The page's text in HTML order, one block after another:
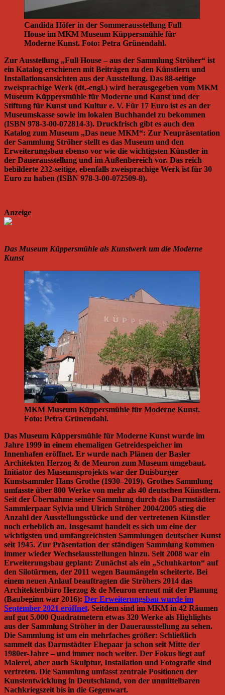
Candida Höfer in der Sommerausstellung Full
House im MKM Museum Küppersmühle für
Moderne Kunst. Foto: Petra Grünendahl.
Zur Ausstellung „Full House – aus der Sammlung Ströher“ ist
ein Katalog erschienen mit Beiträgen zu den Künstlern und
Installationsansichten aus der Ausstellung. Das 88-seitige
zweisprachige Werk (dt.-engl.) wird herausgegeben vom MKM
Museum Küppersmühle für Moderne und Kunst und der
Stiftung für Kunst und Kultur e. V. Für 17 Euro ist es an der
Museumskasse sowie im lokalen Buchhandel zu bekommen
(ISBN 978-3-00-072814-3). Druckfrisch gibt es auch den
Katalog zum Museum „Das neue MKM“: Zur Neupräsentation
der Sammlung Ströher stellt es das Museum und den
Erweiterungsbau ebenso vor wie die wichtigsten Künstler in
der Dauerausstellung und im Außenbereich vor. Das reich
bebilderte 232-seitige, ebenfalls zweisprachige Werk ist für 30
Euro zu haben (ISBN 978-3-00-072509-8).
Anzeige
Das Museum Küppersmühle als Kunstwerk um die Moderne
Kunst
MKM Museum Küppersmühle für Moderne Kunst.
Foto: Petra Grünendahl.
Das Museum Küppersmühle für Moderne Kunst wurde im
Jahre 1999 in einem ehemaligen Getreidespeicher im
Innenhafen eröffnet. Er wurde nach Plänen der Basler
Architekten Herzog & de Meuron zum Museum umgebaut.
Initiator des Museumsprojekts war der Duisburger
Kunstsammler Hans Grothe (1930–2019). Grothes Sammlung
umfasste über 800 Werke von mehr als 40 deutschen Künstlern.
Seit der Übernahme seiner Sammlung durch das Darmstädter
Sammlerpaar Sylvia und Ulrich Ströher 2004/2005 stieg die
Anzahl der Ausstellungsstücke und der vertretenen Künstler
noch erheblich an. Insgesamt handelt es sich um eine der
wichtigsten und umfangreichsten Sammlungen deutscher Kunst
seit 1945. Zur Präsentation der ständigen Sammlung kommen
immer wieder Wechselausstellungen hinzu. Seit 2008 war ein
Erweiterungsbau geplant: Zunächst als ein „Schuhkarton“ auf
den Silotürmen, der 2011 wegen Baumängeln scheiterte. Bei
einem neuen Anlauf beauftragten die Ströhers 2014 das
Architektenbüro Herzog & de Meuron erneut mit der Planung
(Baubeginn war 2016): Der Erweiterungsbau wurde im
September 2021 eröffnet. Seitdem sind im MKM in 42 Räumen
auf gut 5.000 Quadratmetern etwas 320 Werke als Highlights
aus der Sammlung Ströher in der Dauerausstellung zu sehen.
Die Sammlung ist um ein mehrfaches größer: Schließlich
sammelt das Darmstädter Ehepaar ja schon seit Mitte der
1980er-Jahre – und immer noch weiter. Der Fokus liegt auf
Malerei, aber auch Skulptur, Installation und Fotografie sind
vertreten. Die Sammlung umfasst zentrale Positionen der
Kunstentwicklung in Deutschland, von der unmittelbaren
Nachkriegszeit bis in die Gegenwart.